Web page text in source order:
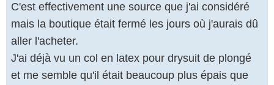
C'est effectivement une source que j'ai considéré
mais la boutique était fermé les jours où j'aurais dû
aller l'acheter.
J'ai déjà vu un col en latex pour drysuit de plongé
et me semble qu'il était beaucoup plus épais que